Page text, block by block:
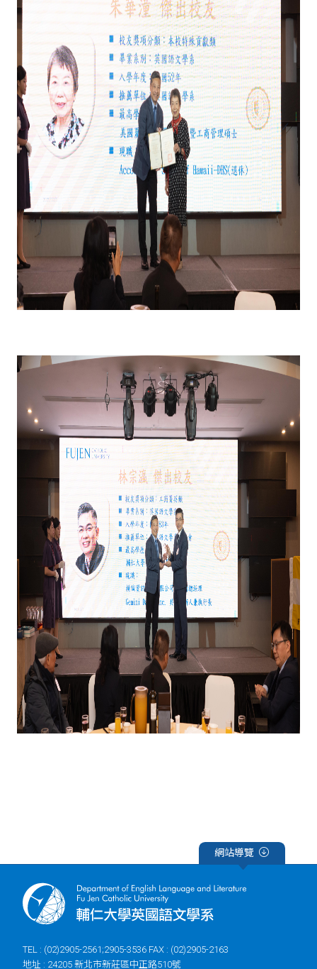
網站導覽
TEL : (02)2905-2561;2905-3536 FAX : (02)2905-2163
地址 : 24205 新北市新莊區中正路510號